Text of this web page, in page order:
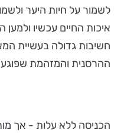
לשמור על חיות היער
איכות החיים עכשיו ולמען
חשיבות גדולה בעשיית
ההרסנית והמזהמת
הכניסה ללא עלות - אך